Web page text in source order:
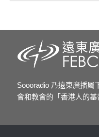
Soooradio 乃遠東廣播
會和教會的「香港人的基